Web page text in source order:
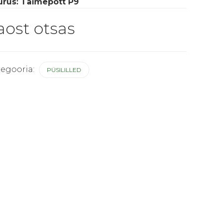
otsas
PÜSILILLED